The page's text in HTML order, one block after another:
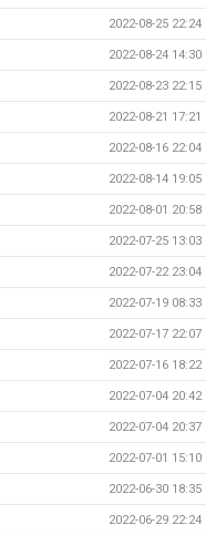
2022-08-25 22:24
2022-08-24 14:30
2022-08-23 22:15
2022-08-21 17:21
2022-08-16 22:04
2022-08-14 19:05
2022-08-01 20:58
2022-07-25 13:03
2022-07-22 23:04
2022-07-19 08:33
2022-07-17 22:07
2022-07-16 18:22
2022-07-04 20:42
2022-07-04 20:37
2022-07-01 15:10
2022-06-30 18:35
2022-06-29 22:24